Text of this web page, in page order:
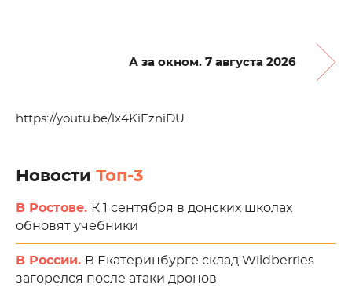
А за окном. 7 августа 2026
https://youtu.be/lx4KiFzniDU
Новости Топ-3
В Ростове. К 1 сентября в донских школах
обновят учебники
В России. В Екатеринбурге склад Wildberries
загорелся после атаки дронов